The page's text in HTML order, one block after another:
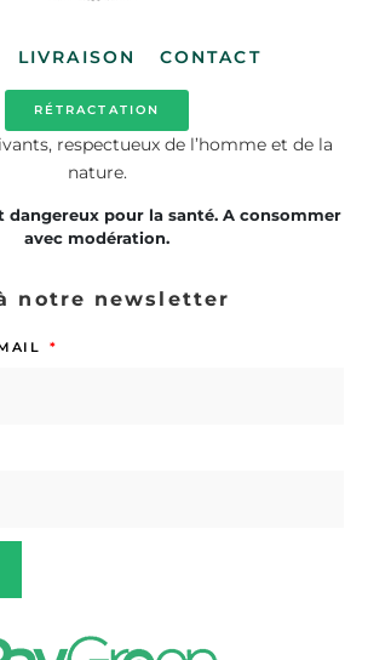
LIVRAISON CONTACT
RÉTRACTATION
respectueux de l’homme et de la
nature.
dangereux pour la santé. A consommer
avec modération.
notre newsletter